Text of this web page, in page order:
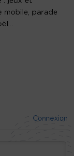
mobile, parade
Connexion